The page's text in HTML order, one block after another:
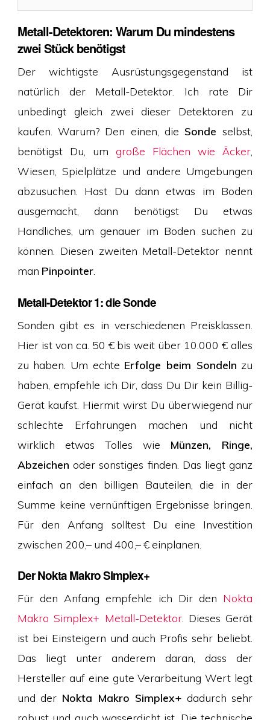
Metall-Detektoren: Warum Du mindestens
zwei Stück benötigst
Der wichtigste Ausrüstungsgegenstand ist
natürlich der Metall-Detektor. Ich rate Dir
unbedingt gleich zwei dieser Detektoren zu
kaufen. Warum? Den einen, die Sondeselbst,
benötigst Du, um große Flächen wie Äcker
Wiesen, Spielplätze und andere Umgebungen
abzusuchen. Hast Du dann etwas im Boden
ausgemacht, dann benötigst Du etwas
Handliches, um genauer im Boden suchen zu
können. Diesen zweiten Metall-Detektor nennt
man Pinpointer.
Metall-Detektor 1: die Sonde
Sonden gibt es in verschiedenen Preisklassen.
Hier ist von ca. 50 € bis weit über 10.000 € alles
zu haben. Um echte Erfolge beim Sondeln zu
haben, empfehle ich Dir, dass Du Dir kein Billig-
Gerät kaufst. Hiermit wirst Du überwiegend nur
schlechte Erfahrungen machen und nicht
wirklich etwas Tolles wie Münzen, Ringe,
Abzeichen oder sonstiges finden. Das liegt ganz
einfach an den billigen Bauteilen, die in der
Summe keine vernünftigen Ergebnisse bringen.
Für den Anfang solltest Du eine Investition
zwischen 200,– und 400,– € einplanen.
Der Nokta Makro Simplex+
Für den Anfang empfehle ich Dir den Nokta
Makro Simplex+ Metall-Detektor. Dieses Gerät
ist bei Einsteigern und auch Profis sehr beliebt.
Das liegt unter anderem daran, dass der
Hersteller auf eine gute Verarbeitung Wert legt
und der Nokta Makro Simplex+ dadurch sehr